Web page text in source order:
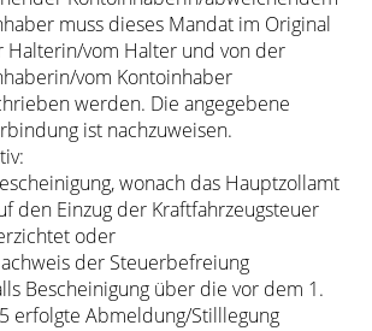
muss dieses Mandat im Original
Halterin/vom Halter und von der
vom Kontoinhaber
werden. Die angegebene
ist nachzuweisen.
wonach das Hauptzollamt
den Einzug der Kraftfahrzeugsteuer
oder
der Steuerbefreiung
Bescheinigung über die vor dem 1.
erfolgte Abmeldung/Stilllegung